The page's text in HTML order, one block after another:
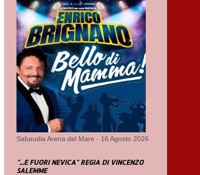
Sabaudia Arena del Mare - 16 Agosto 2026
"...E FUORI NEVICA" REGIA DI VINCENZO
SALEMME